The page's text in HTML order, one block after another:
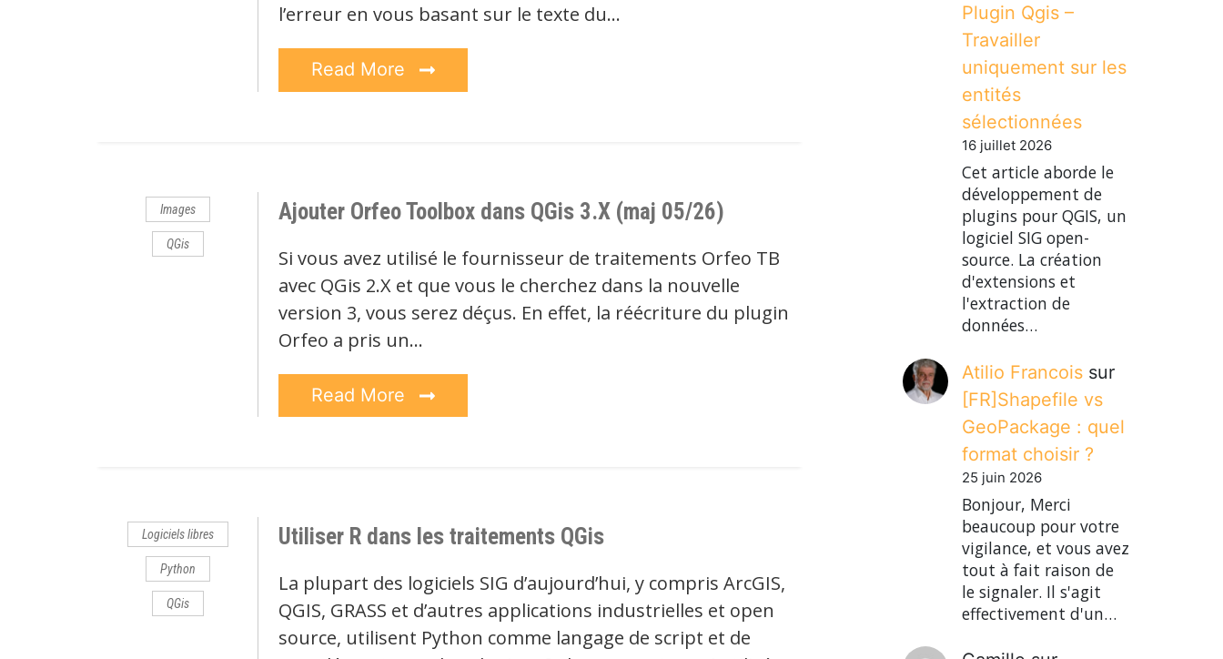
l’erreur en vous basant sur le texte du…
Read More
Images
QGis
Ajouter Orfeo Toolbox dans QGis 3.X (maj 05/26)
Si vous avez utilisé le fournisseur de traitements Orfeo TB
avec QGis 2.X et que vous le cherchez dans la nouvelle
version 3, vous serez déçus. En effet, la réécriture du plugin
Orfeo a pris un…
Read More
Logiciels libres
Python
QGis
Utiliser R dans les traitements QGis
La plupart des logiciels SIG d’aujourd’hui, y compris ArcGIS,
QGIS, GRASS et d’autres applications industrielles et open
source, utilisent Python comme langage de script et de
Plugin Qgis –
Travailler
uniquement sur les
entités
sélectionnées
16 juillet 2026
Cet article aborde le
développement de
plugins pour QGIS, un
logiciel SIG open-
source. La création
d'extensions et
l'extraction de
données…
Atilio Francois sur
[FR]Shapefile vs
GeoPackage : quel
format choisir ?
25 juin 2026
Bonjour, Merci
beaucoup pour votre
vigilance, et vous avez
tout à fait raison de
le signaler. Il s'agit
effectivement d'un…